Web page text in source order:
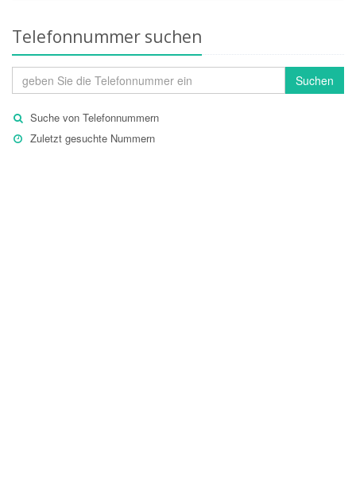
Telefonnummer suchen
Suchen
Suche von Telefonnummern
Zuletzt gesuchte Nummern